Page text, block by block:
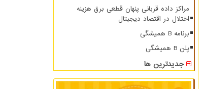
مراکز داده قربانی پنهان قطعی برق هزینه
اختلال در اقتصاد دیجیتال
برنامه B همیشگی
پلن B همیشگی
جدیدترین ها